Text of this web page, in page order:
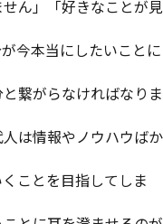
ん」「好きなことが見
今本当にしたいことに
繋がらなければなりま
は情報やノウハウばか
ことを目指してしま